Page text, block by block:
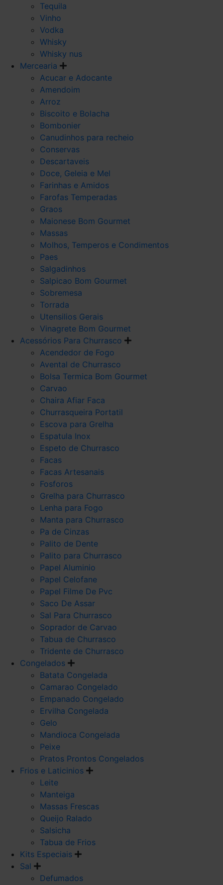
Tequila
Vinho
Vodka
Whisky
Whisky nus
Mercearia
Acucar e Adocante
Amendoim
Arroz
Biscoito e Bolacha
Bombonier
Canudinhos para recheio
Conservas
Descartaveis
Doce, Geleia e Mel
Farinhas e Amidos
Farofas Temperadas
Graos
Maionese Bom Gourmet
Massas
Molhos, Temperos e Condimentos
Paes
Salgadinhos
Salpicao Bom Gourmet
Sobremesa
Torrada
Utensilios Gerais
Vinagrete Bom Gourmet
Acessórios Para Churrasco
Acendedor de Fogo
Avental de Churrasco
Bolsa Termica Bom Gourmet
Carvao
Chaira Afiar Faca
Churrasqueira Portatil
Escova para Grelha
Espatula Inox
Espeto de Churrasco
Facas
Facas Artesanais
Fosforos
Grelha para Churrasco
Lenha para Fogo
Manta para Churrasco
Pa de Cinzas
Palito de Dente
Palito para Churrasco
Papel Aluminio
Papel Celofane
Papel Filme De Pvc
Saco De Assar
Sal Para Churrasco
Soprador de Carvao
Tabua de Churrasco
Tridente de Churrasco
Congelados
Batata Congelada
Camarao Congelado
Empanado Congelado
Ervilha Congelada
Gelo
Mandioca Congelada
Peixe
Pratos Prontos Congelados
Frios e Laticinios
Leite
Manteiga
Massas Frescas
Queijo Ralado
Salsicha
Tabua de Frios
Kits Especiais
Sal
Defumados